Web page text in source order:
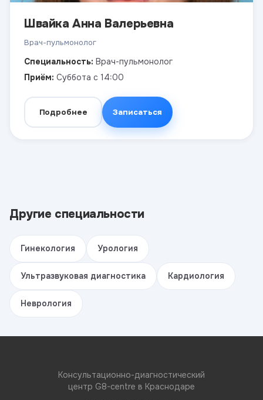
Швайка Анна Валерьевна
Врач-пульмонолог
Специальность: Врач-пульмонолог
Приём: Суббота с 14:00
Подробнее Записаться
Другие специальности
Гинекология Урология
Ультразвуковая диагностика Кардиология
Неврология
Консультационно-диагностический
центр G8-centre в Краснодаре